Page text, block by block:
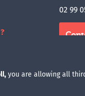
02 99
you are allowing all